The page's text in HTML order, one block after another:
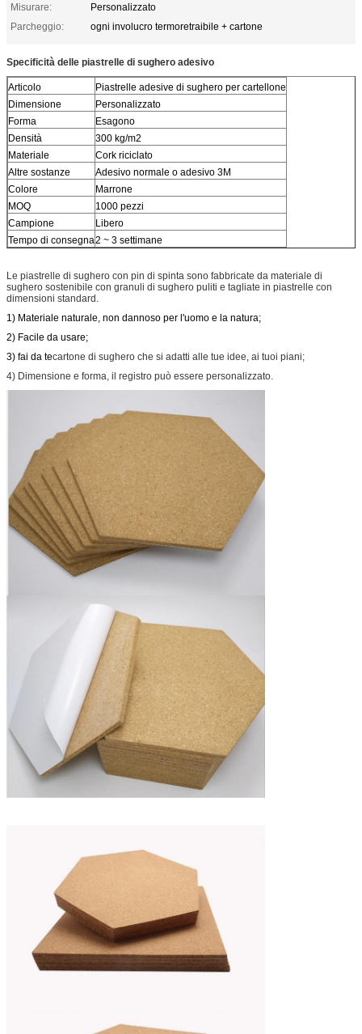
Misurare:
Personalizzato
Parcheggio:
ogni involucro termoretraibile + cartone
Specificità delle piastrelle di sughero adesivo
Articolo
Piastrelle adesive di sughero per cartellone
Dimensione
Personalizzato
Forma
Esagono
Densità
300 kg/m2
Materiale
Cork riciclato
Altre sostanze
Adesivo normale o adesivo 3M
Colore
Marrone
MOQ
1000 pezzi
Campione
Libero
Tempo di consegna2 ~ 3 settimane
Le piastrelle di sughero con pin di spinta sono fabbricate da materiale di
sughero sostenibile con granuli di sughero puliti e tagliate in piastrelle con
dimensioni standard.
1) Materiale naturale, non dannoso per l'uomo e la natura;
2) Facile da usare;
3) fai da tecartone di sughero che si adatti alle tue idee, ai tuoi piani;
4) Dimensione e forma, il registro può essere personalizzato.